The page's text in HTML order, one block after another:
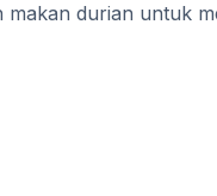
durian untuk